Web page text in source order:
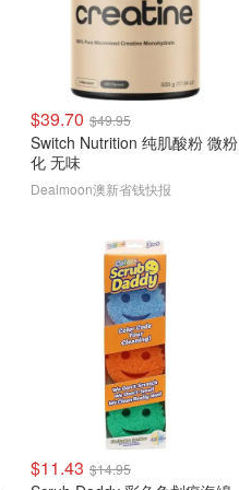
$39.70 $49.95
Switch Nutrition 纯肌酸粉 微粉
化 无味
Dealmoon澳新省钱快报
$11.43 $14.95